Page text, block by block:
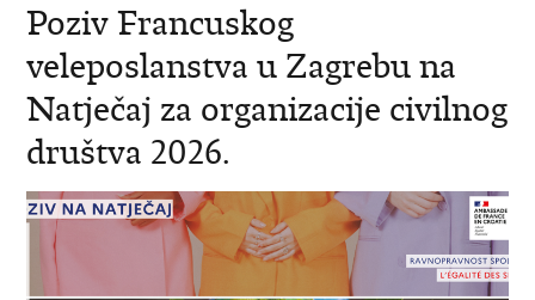
Poziv Francuskog
veleposlanstva u Zagrebu na
Natječaj za organizacije civilnog
društva 2026.